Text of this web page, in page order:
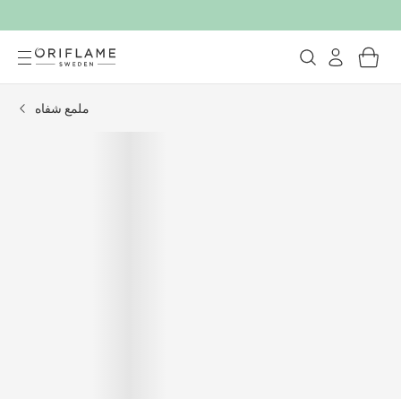
ملمع شفاه